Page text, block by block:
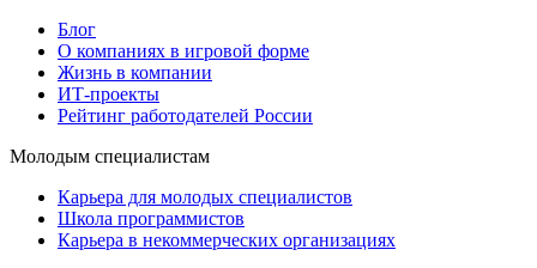
Блог
О компаниях в игровой форме
Жизнь в компании
ИТ-проекты
Рейтинг работодателей России
Молодым специалистам
Карьера для молодых специалистов
Школа программистов
Карьера в некоммерческих организациях